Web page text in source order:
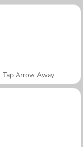
Tap Arrow Away